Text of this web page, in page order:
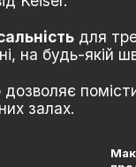
для
на будь-якій
залах.